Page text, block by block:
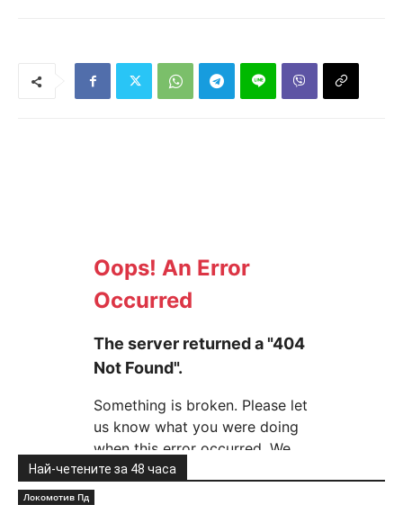
Най-четените за 48 часа
Локомотив Пд